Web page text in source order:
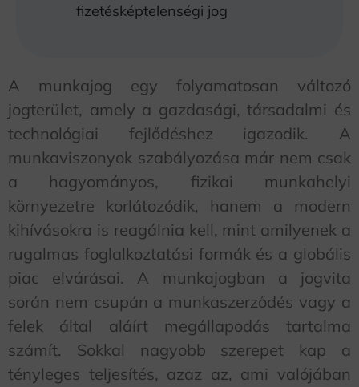
fizetésképtelenségi jog
A munkajog egy folyamatosan változó
jogterület, amely a gazdasági, társadalmi és
technológiai fejlődéshez igazodik. A
munkaviszonyok szabályozása már nem csak
a hagyományos, fizikai munkahelyi
környezetre korlátozódik, hanem a modern
kihívásokra is reagálnia kell, mint amilyenek a
rugalmas foglalkoztatási formák és a globális
piac elvárásai. A munkajogban a jogvita
során nem csupán a munkaszerződés vagy a
felek által aláírt megállapodás tartalma
számít. Sokkal nagyobb szerepet kap a
tényleges teljesítés, azaz az, ami valójában